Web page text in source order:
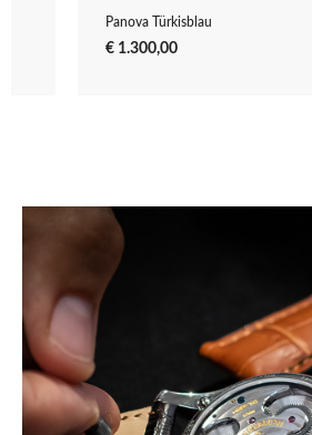
Panova Türkisblau
€ 1.300,00